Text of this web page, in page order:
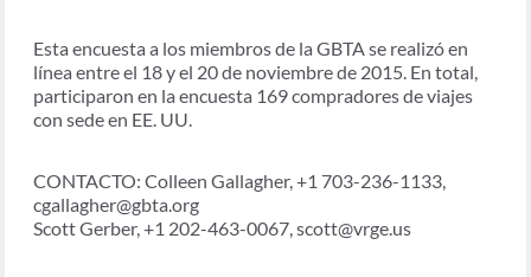
Esta encuesta a los miembros de la GBTA se realizó en
línea entre el 18 y el 20 de noviembre de 2015. En total,
participaron en la encuesta 169 compradores de viajes
con sede en EE. UU.
CONTACTO: Colleen Gallagher, +1 703-236-1133,
cgallagher@gbta.org
Scott Gerber, +1 202-463-0067, scott@vrge.us